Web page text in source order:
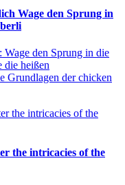
Wage den Sprung in
Wage den Sprung in die
die heißen
Grundlagen der chicken
the intricacies of the